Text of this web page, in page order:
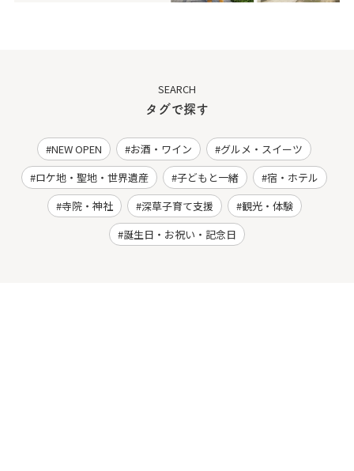
SEARCH
タグで探す
NEW OPEN お酒・ワイン
グルメ・スイーツ
ロケ地・聖地・世界遺産
子どもと一緒
宿・ホテル
寺院・神社
深草子育て支援
観光・体験
誕生日・お祝い・記念日